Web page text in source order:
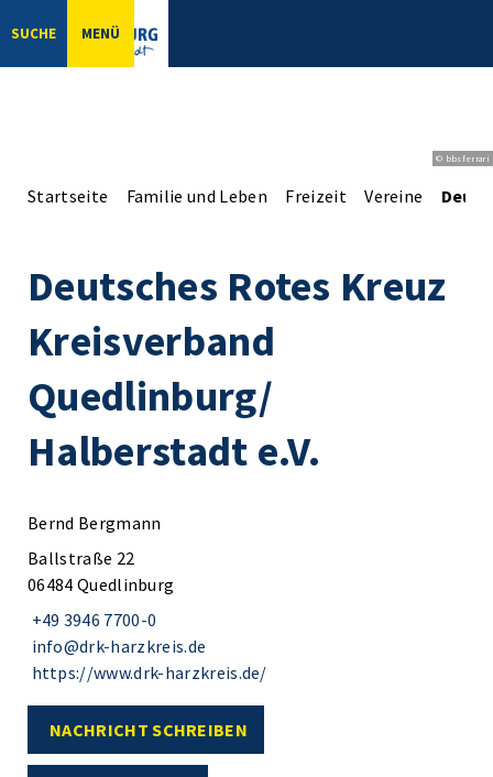
SUCHE MENÜ
© bbsferrari
Startseite Familie und Leben Freizeit Vereine
Deutsches Rotes Kreuz
Kreisverband
Quedlinburg/
Halberstadt e.V.
Bernd Bergmann
Ballstraße 22
06484 Quedlinburg
+49 3946 7700-0
info@drk-harzkreis.de
https://www.drk-harzkreis.de/
NACHRICHT SCHREIBEN